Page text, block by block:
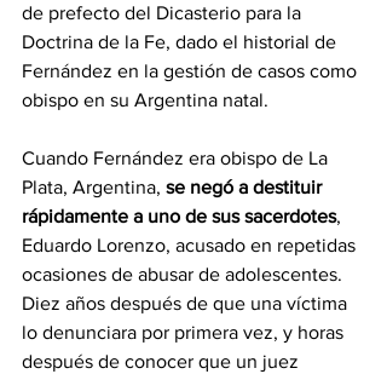
de prefecto del Dicasterio para la
Doctrina de la Fe, dado el historial de
Fernández en la gestión de casos como
obispo en su Argentina natal.
Cuando Fernández era obispo de La
Plata, Argentina, se negó a destituir
rápidamente a uno de sus sacerdotes,
Eduardo Lorenzo, acusado en repetidas
ocasiones de abusar de adolescentes.
Diez años después de que una víctima
lo denunciara por primera vez, y horas
después de conocer que un juez